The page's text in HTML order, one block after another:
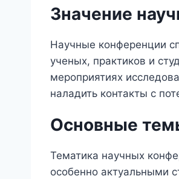
Значение
Научные конференции
ученых, практиков и
мероприятиях
наладить контакты с
Основные
Тематика научных
особенно актуальными